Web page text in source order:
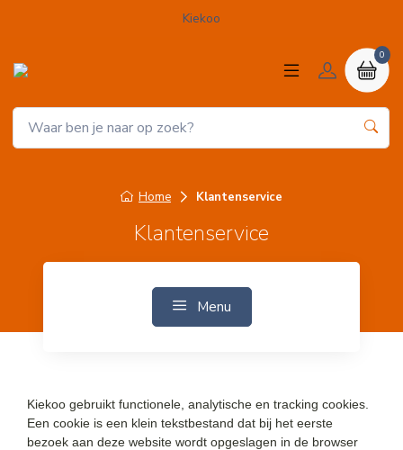
Kiekoo
0
Home Klantenservice
Klantenservice
Menu
Kiekoo gebruikt functionele, analytische en tracking cookies.
Een cookie is een klein tekstbestand dat bij het eerste
bezoek aan deze website wordt opgeslagen in de browser